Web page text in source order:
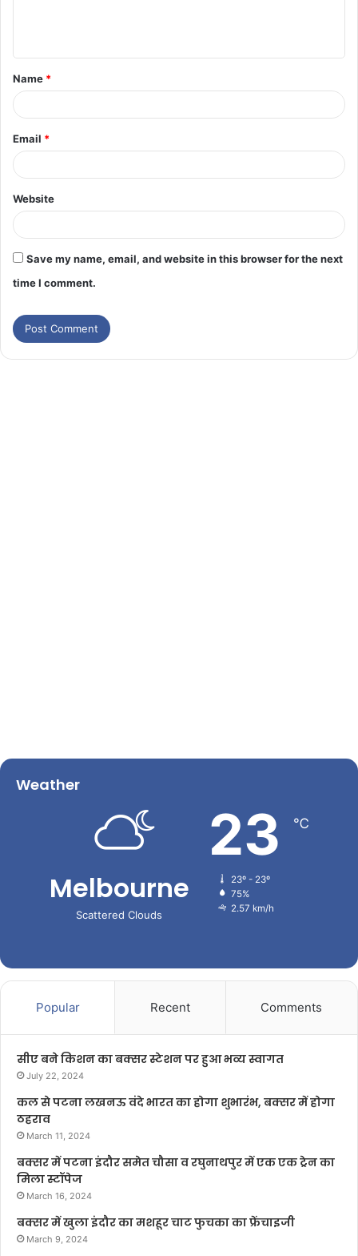
Name *
Email *
Website
Save my name, email, and website in this browser for the next
time I comment.
Weather
Melbourne
Scattered Clouds
23 ℃
23º - 23º
75%
2.57 km/h
Popular Recent Comments
सीए बने किशन का बक्सर स्टेशन पर हुआ भव्य स्वागत
July 22, 2024
कल से पटना लखनऊ वंदे भारत का होगा शुभारंभ, बक्सर में होगा
ठहराव
March 11, 2024
बक्सर में पटना इंदौर समेत चौसा व रघुनाथपुर में एक एक ट्रेन का
मिला स्टॉपेज
March 16, 2024
बक्सर में खुला इंदौर का मशहूर चाट फुचका का फ्रेंचाइजी
March 9, 2024